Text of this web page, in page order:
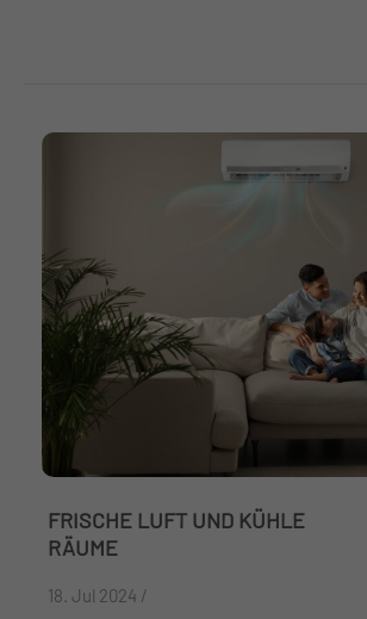
FRISCHE LUFT UND KÜHLE
RÄUME
18. Jul 2024 /